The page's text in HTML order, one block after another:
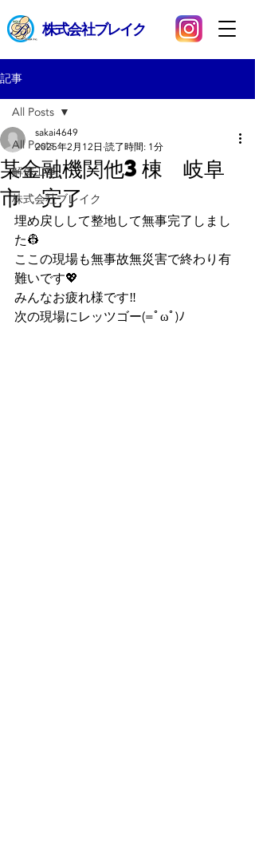
​株式会社ブレイク
記事
All Posts
解体工事
株式会社ブレイク
All Posts
某金融機関他3棟 岐阜
市 完了
sakai4649
2025年2月12日 読了時間: 1分
埋め戻しして整地して無事完了しまし
た👷
ここの現場も無事故無災害で終わり有
難いです💖
みんなお疲れ様です‼
次の現場にレッツゴー(=ﾟωﾟ)ﾉ